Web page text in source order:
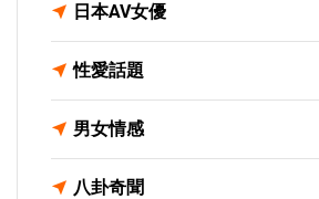
日本AV女優
性愛話題
男女情感
八卦奇聞